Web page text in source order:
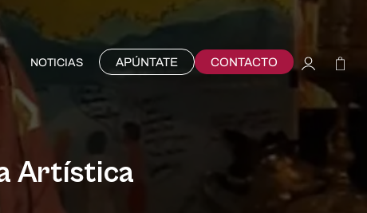
NOTICIAS APÚNTATE CONTACTO
Artística